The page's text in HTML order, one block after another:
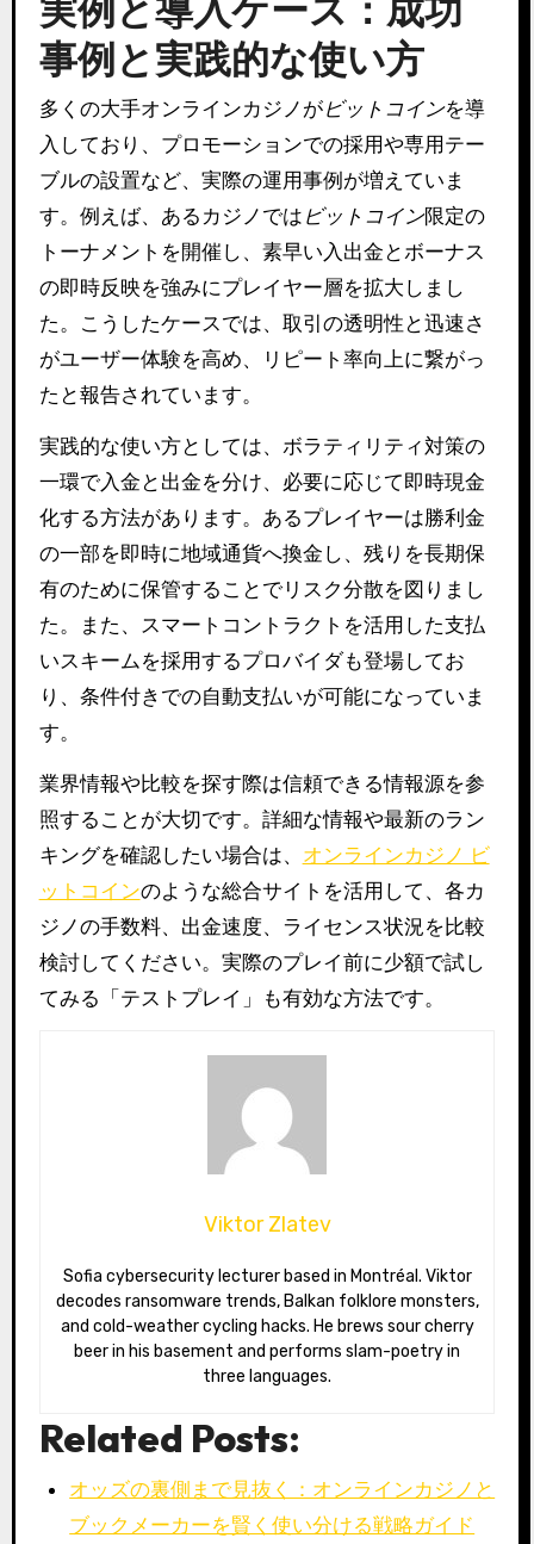
事例と実践的な使い方
多くの大手オンラインカジノがビットコインを導
入しており、プロモーションでの採用や専用テー
ブルの設置など、実際の運用事例が増えていま
す。例えば、あるカジノでは ビットコイン限定の
トーナメントを開催し、素早い入出金とボーナス
の即時反映を強みにプレイヤー層を拡大しまし
た。こうしたケースでは、取引の透明性と迅速さ
がユーザー体験を高め、リピート率向上に繋がっ
たと報告されています。
実践的な使い方としては、ボラティリティ対策の
一環で入金と出金を分け、必要に応じて即時現金
化する方法があります。あるプレイヤーは勝利金
の一部を即時に地域通貨へ換金し、残りを長期保
有のために保管することでリスク分散を図りまし
た。また、スマートコントラクトを活用した支払
いスキームを採用するプロバイダも登場してお
り、条件付きでの自動支払いが可能になっていま
す。
業界情報や比較を探す際は信頼できる情報源を参
照することが大切です。詳細な情報や最新のラン
キングを確認したい場合は、 オンラインカジノ ビ
ットコインのような総合サイトを活用して、各カ
ジノの手数料、出金速度、ライセンス状況を比較
検討してください。実際のプレイ前に少額で試し
てみる「テストプレイ」も有効な方法です。
Viktor Zlatev
Sofia cybersecurity lecturer based in Montréal. Viktor
decodes ransomware trends, Balkan folklore monsters,
and cold-weather cycling hacks. He brews sour cherry
beer in his basement and performs slam-poetry in
three languages.
Related Posts:
オッズの裏側まで見抜く：オンラインカジノと
ブックメーカーを賢く使い分ける戦略ガイド